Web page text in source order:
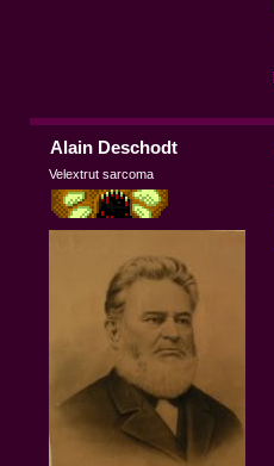
Alain Deschodt
Velextrut sarcoma